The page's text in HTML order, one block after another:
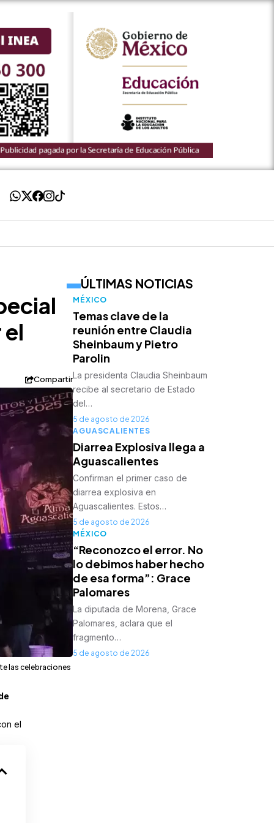
Compartir
las celebraciones
el
ÚLTIMAS NOTICIAS
MÉXICO
Temas clave de la
reunión entre Claudia
Sheinbaum y Pietro
Parolin
La presidenta Claudia Sheinbaum
recibe al secretario de Estado
del…
5 de agosto de 2026
AGUASCALIENTES
Diarrea Explosiva llega a
Aguascalientes
Confirman el primer caso de
diarrea explosiva en
Aguascalientes. Estos…
5 de agosto de 2026
MÉXICO
“Reconozco el error. No
lo debimos haber hecho
de esa forma”: Grace
Palomares
La diputada de Morena, Grace
Palomares, aclara que el
fragmento…
5 de agosto de 2026